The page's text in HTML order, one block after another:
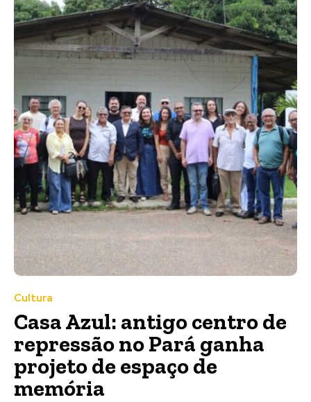
Cultura
Casa Azul: antigo centro de
repressão no Pará ganha
projeto de espaço de
memória